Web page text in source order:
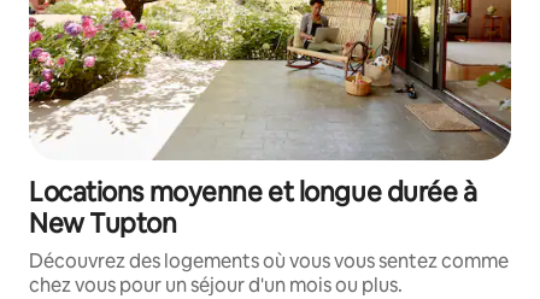
Locations moyenne et longue durée à
New Tupton
Découvrez des logements où vous vous sentez comme
chez vous pour un séjour d'un mois ou plus.